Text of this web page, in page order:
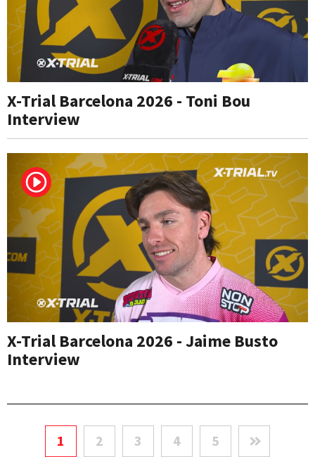
X-Trial Barcelona 2026 - Toni Bou
Interview
X-Trial Barcelona 2026 - Jaime Busto
Interview
1 2 3 4 5